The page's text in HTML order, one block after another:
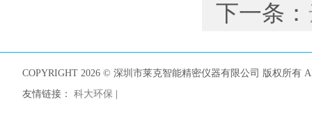
下一条：
COPYRIGHT 2026 © 深圳市莱克智能精密仪器有限公司 版权所有
友情链接： 科大环保